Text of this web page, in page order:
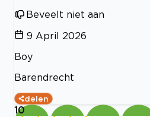
Beveelt niet aan
9 April 2026
Boy
Barendrecht
delen
10